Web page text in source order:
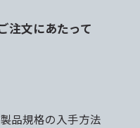
注文にあたって
品規格の入手方法